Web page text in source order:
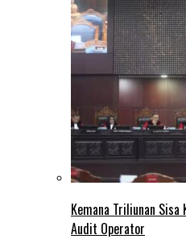
Kemana Triliunan
Audit Operator